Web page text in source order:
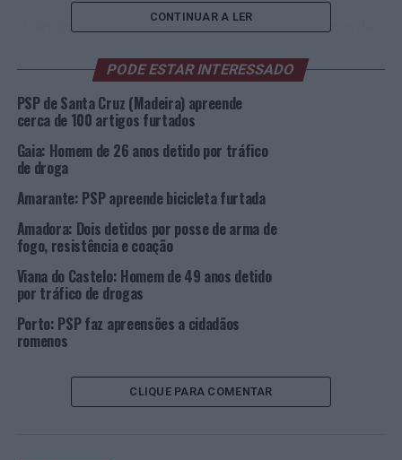
O detido foi notificado para comparecer, hoje, junto das
Foto: DR (meramente ilustrativa).
MATOSINHOS
PSP
Porto: Duas detenções pelo crime de violência
doméstica
NÃO PERCA
Porto: Duas detenções por posse e tráfico de drogas
CONTINUAR A LER
PODE ESTAR INTERESSADO
PSP de Santa Cruz (Madeira) apreende
cerca de 100 artigos furtados
Gaia: Homem de 26 anos detido por tráfico
de droga
Amarante: PSP apreende bicicleta furtada
Amadora: Dois detidos por posse de arma de
fogo, resistência e coação
Viana do Castelo: Homem de 49 anos detido
por tráfico de drogas
Porto: PSP faz apreensões a cidadãos
romenos
CLIQUE PARA COMENTAR